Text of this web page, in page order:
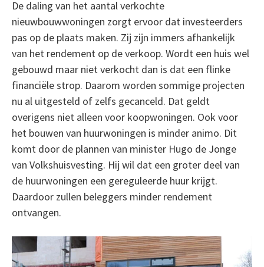
De daling van het aantal verkochte
nieuwbouwwoningen zorgt ervoor dat investeerders
pas op de plaats maken. Zij zijn immers afhankelijk
van het rendement op de verkoop. Wordt een huis wel
gebouwd maar niet verkocht dan is dat een flinke
financiële strop. Daarom worden sommige projecten
nu al uitgesteld of zelfs gecanceld. Dat geldt
overigens niet alleen voor koopwoningen. Ook voor
het bouwen van huurwoningen is minder animo. Dit
komt door de plannen van minister Hugo de Jonge
van Volkshuisvesting. Hij wil dat een groter deel van
de huurwoningen een gereguleerde huur krijgt.
Daardoor zullen beleggers minder rendement
ontvangen.